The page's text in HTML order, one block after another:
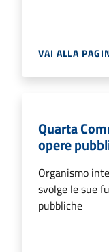
VAI ALLA
Quarta
opere
Organismo
svolge le sue
pubbliche